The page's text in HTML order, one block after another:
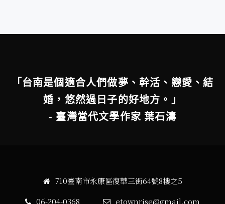
「台南是個適合人們做夢、幹活、戀愛、結
婚，悠然過日子的好地方。」
- 臺灣當代文學作家 葉石濤
710臺南市永康區復華三街64號8樓之5
06-204-0368
etownrise@gmail.com